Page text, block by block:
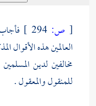
[ ص:
العالمين هذه الأقوال
مخالفين لدين المسلمين
للمنقول والمعقول .